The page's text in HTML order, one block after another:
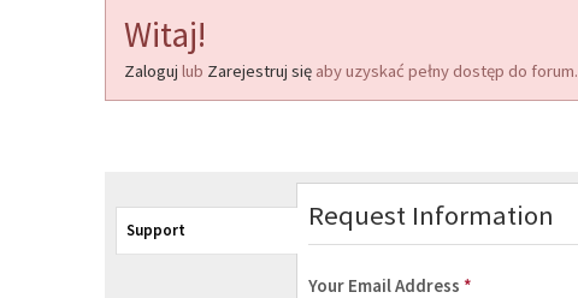
Witaj!
Zaloguj lub Zarejestruj się aby uzyskać pełny dostęp do forum.
Support Request Information
Your Email Address *